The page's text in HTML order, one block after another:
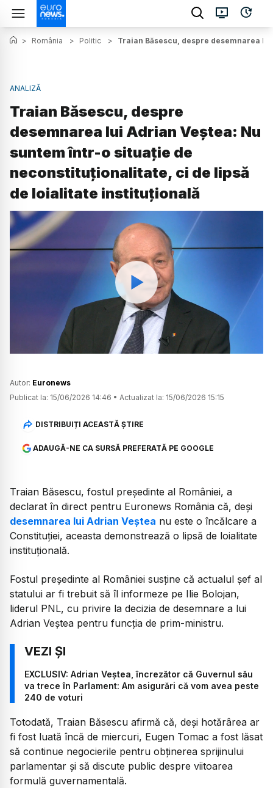
> România > Politic > Traian Băsescu, despre desemnarea
ANALIZĂ
Traian Băsescu, despre
desemnarea lui Adrian Veștea: Nu
suntem într-o situație de
neconstituționalitate, ci de lipsă
de loialitate instituțională
Watch
Autor: Euronews
Publicat la: 15/06/2026 14:46 • Actualizat la: 15/06/2026 15:15
DISTRIBUIȚI ACEASTĂ ȘTIRE
ADAUGĂ-NE CA SURSĂ PREFERATĂ PE GOOGLE
Traian Băsescu, fostul președinte al României, a
declarat în direct pentru Euronews România că, deși
desemnarea lui Adrian Veștea nu este o încălcare a
Constituției, aceasta demonstrează o lipsă de loialitate
instituțională.
Fostul președinte al României susține că actualul șef al
statului ar fi trebuit să îl informeze pe Ilie Bolojan,
liderul PNL, cu privire la decizia de desemnare a lui
Adrian Veștea pentru funcția de prim-ministru.
EXCLUSIV: Adrian Veștea, încrezător că Guvernul său
va trece în Parlament: Am asigurări că vom avea peste
240 de voturi
Totodată, Traian Băsescu afirmă că, deși hotărârea ar
fi fost luată încă de miercuri, Eugen Tomac a fost lăsat
să continue negocierile pentru obținerea sprijinului
parlamentar și să discute public despre viitoarea
formulă guvernamentală.